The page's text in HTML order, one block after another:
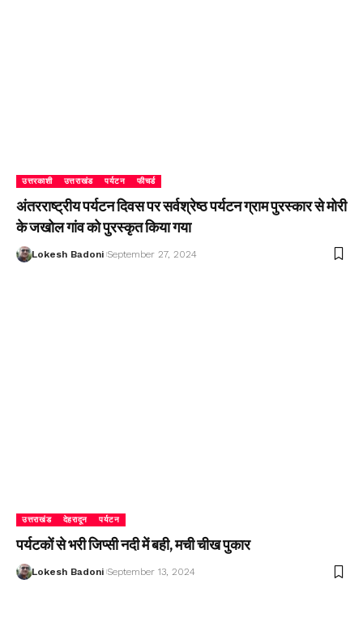
उत्तरकाशी उत्तराखंड पर्यटन फीचर्ड
अंतरराष्ट्रीय पर्यटन दिवस पर सर्वश्रेष्ठ पर्यटन ग्राम पुरस्कार से मोरी
के जखोल गांव को पुरस्कृत किया गया
Lokesh Badoni September 27, 2024
उत्तराखंड देहरादून पर्यटन
पर्यटकों से भरी जिप्सी नदी में बही, मची चीख पुकार
Lokesh Badoni September 13, 2024